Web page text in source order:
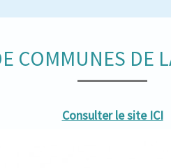
COMMUNES DE
Consulter le site ICI